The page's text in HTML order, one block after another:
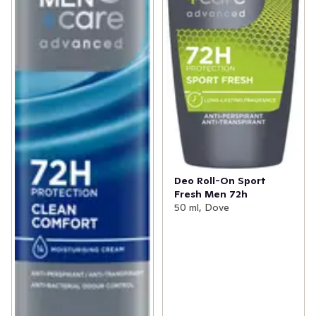
Dove Men+Care 72h Advanced Invisible Dry
Antiperspirant Deo Roll-On är utformad för att ge ett
osynligt antiperspirantskydd som skyddar dina kläder
och lämnar dem fria från vita märken på de områden där
deodoranten har applicerats.
Dove Men+Care Invisible Dry har en frisk maskulin doft
och ger upp till 72 timmars skydd mot svett och dålig
lukt, den neutraliserar lukt och vårdar huden, så att du
håller dig fräsch och torr hela dagen. Men dessutom
innehåller denna Dove Men+Care deodorant också
Doves unika Triple Moisture-teknologi, som kombinerar
tre olika fuktgivare på en gång som arbetar tillsammans
för att öka din huds naturliga fuktbalans, samtidigt som
den hjälper till att behålla fukt djupt inne i huden och
förhindrar att den avdunstar.
Dove Men+Care har en ny definition av styrka - en
styrka där omsorg står i centrum. För Dove tror att
Deo Roll-On Sport
Fresh Men 72h
50 ml, Dove